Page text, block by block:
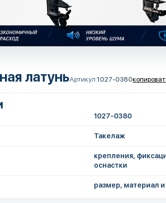
латуньАртикул:1027-0380
1027-0380
Такелаж
крепления,
оснастки
размер, материал